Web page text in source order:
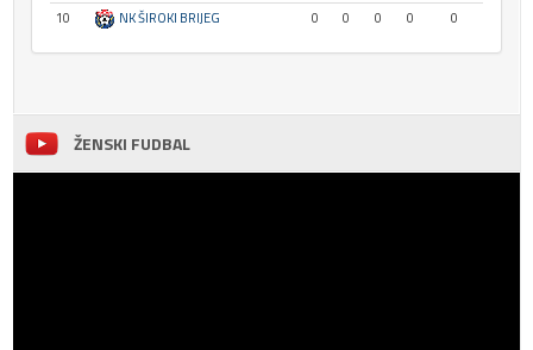
10
NK ŠIROKI BRIJEG 0 0 0 0 0
ŽENSKI FUDBAL